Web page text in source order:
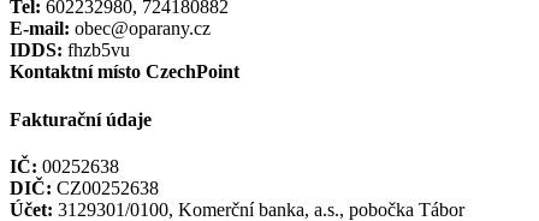
Tel: 602232980, 724180882
E-mail: obec@oparany.cz
IDDS: fhzb5vu
Kontaktní místo CzechPoint
Fakturační údaje
IČ: 00252638
DIČ: CZ00252638
Účet: 3129301/0100, Komerční banka, a.s., pobočka Tábor